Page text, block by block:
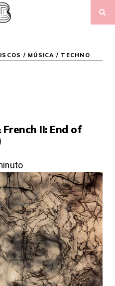
/ MÚSICA / TECHNO
II: End of